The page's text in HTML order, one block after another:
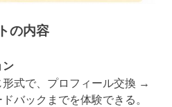
の内容
ン
式で、プロフィール交換 →
バックまでを体験できる。